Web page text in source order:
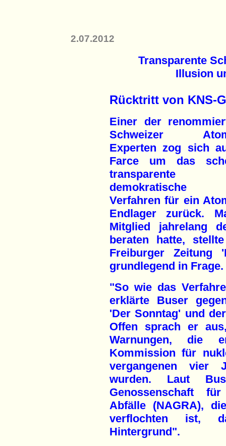
2.07.2012
Transparente
Illusion
Rücktritt von KNS-
Einer der
Schweizer
Experten zog sich
Farce um das
transparente
demokratische
Verfahren für ein
Endlager zurück.
Mitglied jahrelang
beraten hatte,
Freiburger Zeitung
grundlegend in Frage.
"So wie das
erklärte Buser
'Der Sonntag' und
Offen sprach er
Warnungen, die
Kommission für
vergangenen vier
wurden. Laut
Genossenschaft
Abfälle (NAGRA),
verflochten ist,
Hintergrund".